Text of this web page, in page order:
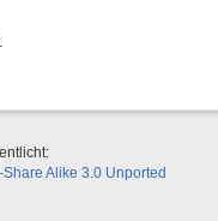
Alike 3.0 Unported